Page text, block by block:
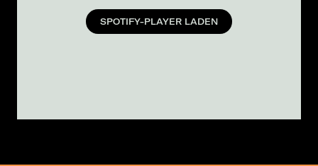
SPOTIFY-PLAYER LADEN